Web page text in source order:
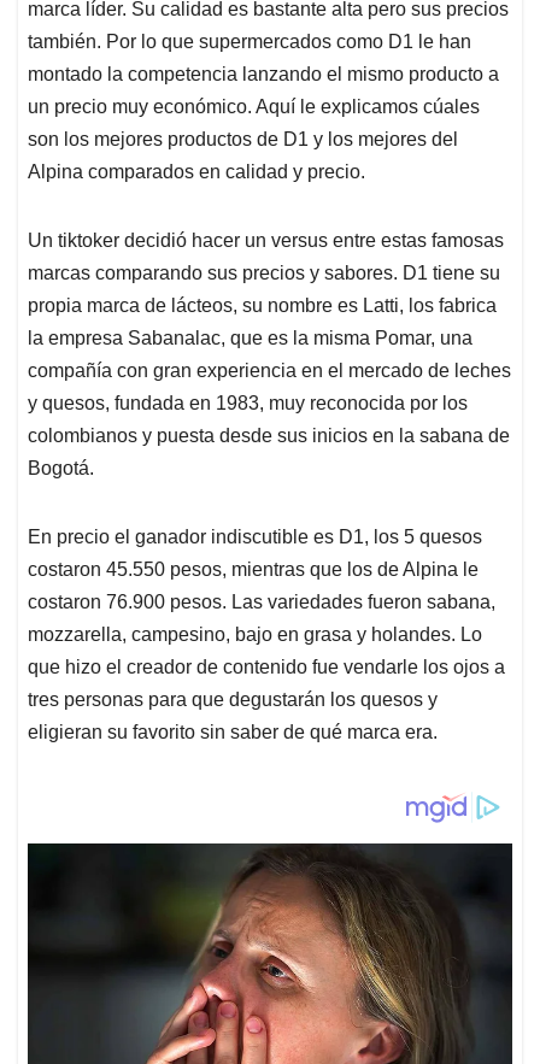
A
p
p
o
o
k
d
I
n
d
s
marca líder. Su calidad es bastante alta pero sus precios
también. Por lo que supermercados como D1 le han
montado la competencia lanzando el mismo producto a
un precio muy económico. Aquí le explicamos cúales
son los mejores productos de D1 y los mejores del
Alpina comparados en calidad y precio.
Un tiktoker decidió hacer un versus entre estas famosas
marcas comparando sus precios y sabores. D1 tiene su
propia marca de lácteos, su nombre es Latti, los fabrica
la empresa Sabanalac, que es la misma Pomar, una
compañía con gran experiencia en el mercado de leches
y quesos, fundada en 1983, muy reconocida por los
colombianos y puesta desde sus inicios en la sabana de
Bogotá.
En precio el ganador indiscutible es D1, los 5 quesos
costaron 45.550 pesos, mientras que los de Alpina le
costaron 76.900 pesos. Las variedades fueron sabana,
mozzarella, campesino, bajo en grasa y holandes. Lo
que hizo el creador de contenido fue vendarle los ojos a
tres personas para que degustarán los quesos y
eligieran su favorito sin saber de qué marca era.